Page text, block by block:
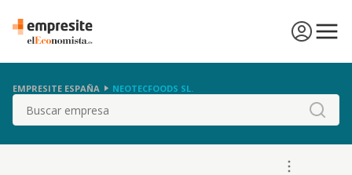
EMPRESITE ESPAÑA NEOTECFOODS SL.
Buscar